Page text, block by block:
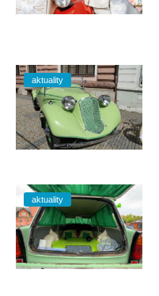
aktuality
aktuality